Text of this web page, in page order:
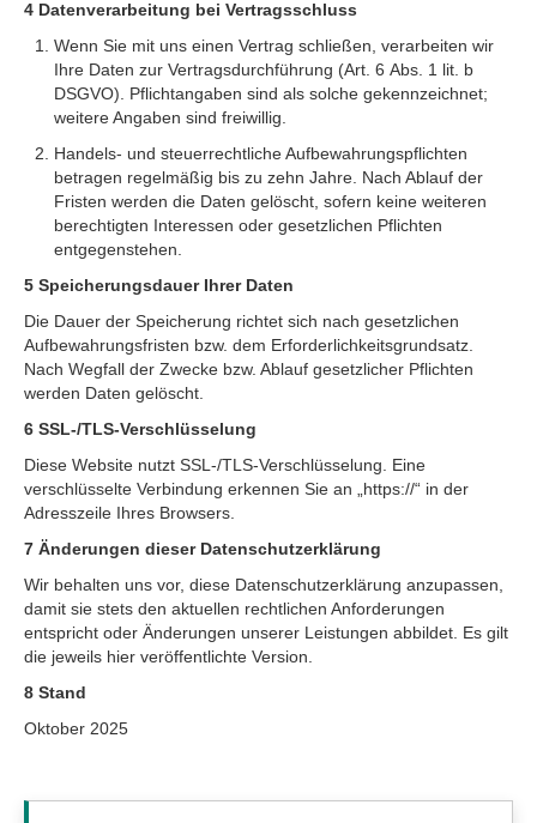
4 Datenverarbeitung bei Vertragsschluss
Wenn Sie mit uns einen Vertrag schließen, verarbeiten wir
Ihre Daten zur Vertragsdurchführung (Art. 6 Abs. 1 lit. b
DSGVO). Pflichtangaben sind als solche gekennzeichnet;
weitere Angaben sind freiwillig.
Handels- und steuerrechtliche Aufbewahrungspflichten
betragen regelmäßig bis zu zehn Jahre. Nach Ablauf der
Fristen werden die Daten gelöscht, sofern keine weiteren
berechtigten Interessen oder gesetzlichen Pflichten
entgegenstehen.
5 Speicherungsdauer Ihrer Daten
Die Dauer der Speicherung richtet sich nach gesetzlichen
Aufbewahrungsfristen bzw. dem Erforderlichkeitsgrundsatz.
Nach Wegfall der Zwecke bzw. Ablauf gesetzlicher Pflichten
werden Daten gelöscht.
6 SSL-/TLS-Verschlüsselung
Diese Website nutzt SSL-/TLS-Verschlüsselung. Eine
verschlüsselte Verbindung erkennen Sie an „https://“ in der
Adresszeile Ihres Browsers.
7 Änderungen dieser Datenschutzerklärung
Wir behalten uns vor, diese Datenschutzerklärung anzupassen,
damit sie stets den aktuellen rechtlichen Anforderungen
entspricht oder Änderungen unserer Leistungen abbildet. Es gilt
die jeweils hier veröffentlichte Version.
8 Stand
Oktober 2025